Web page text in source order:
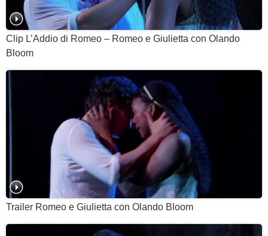
Clip L’Addio di Romeo – Romeo e Giulietta con Olando
Bloom
Trailer Romeo e Giulietta con Olando Bloom